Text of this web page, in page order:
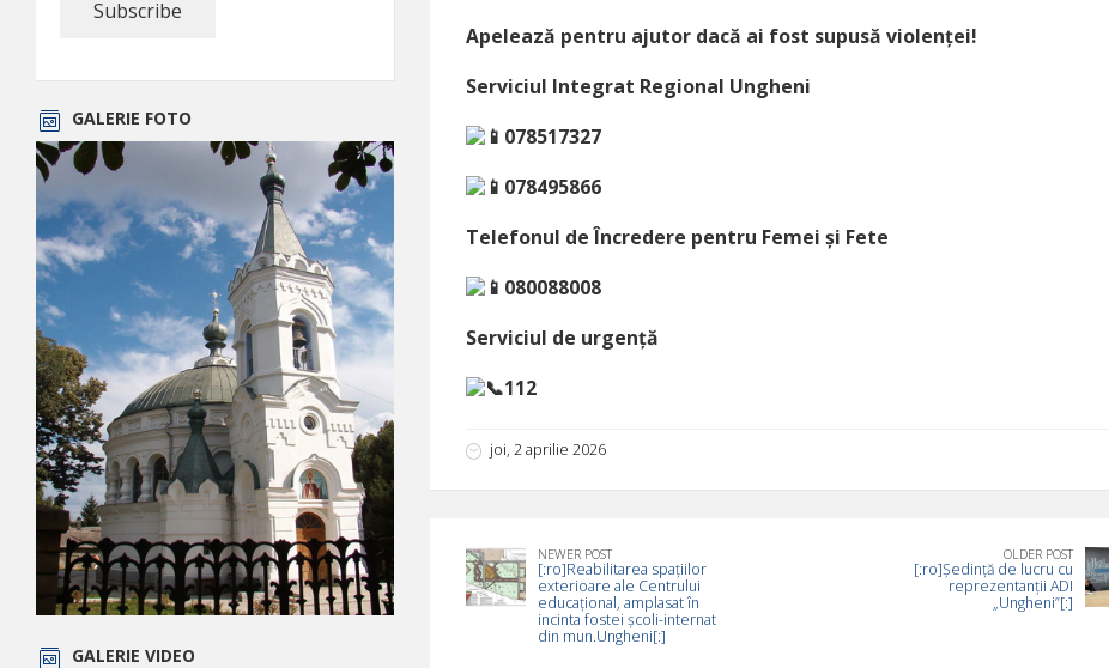
Apelează pentru ajutor dacă ai fost supusă violenței!
Serviciul Integrat Regional Ungheni
078517327
078495866
Telefonul de Încredere pentru Femei și Fete
080088008
Serviciul de urgență
112
joi, 2 aprilie 2026
NEWER POST
[:ro]Reabilitarea spațiilor
exterioare ale Centrului
educațional, amplasat în
incinta fostei școli-internat
din mun.Ungheni[:]
OLDER POST
[:ro]Ședință de lucru cu
reprezentanții ADI
„Ungheni”[:]
GALERIE FOTO
GALERIE VIDEO